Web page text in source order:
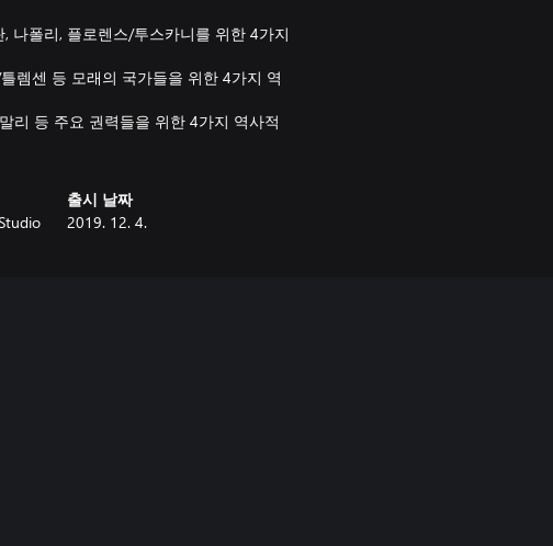
나폴리, 플로렌스/투스카니를 위한 4가지
렘센 등 모래의 국가들을 위한 4가지 역
리 등 주요 권력들을 위한 4가지 역사적
출시 날짜
2019. 12. 4.